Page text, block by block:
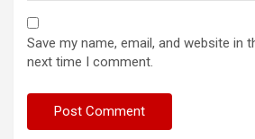
Save my name, email, and website in
next time I comment.